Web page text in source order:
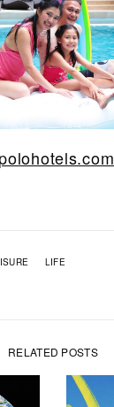
LIFE
RELATED POSTS